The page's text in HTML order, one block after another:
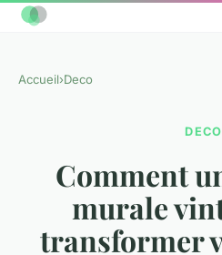
Accueil›Deco
DECO
Comment
murale
transformer